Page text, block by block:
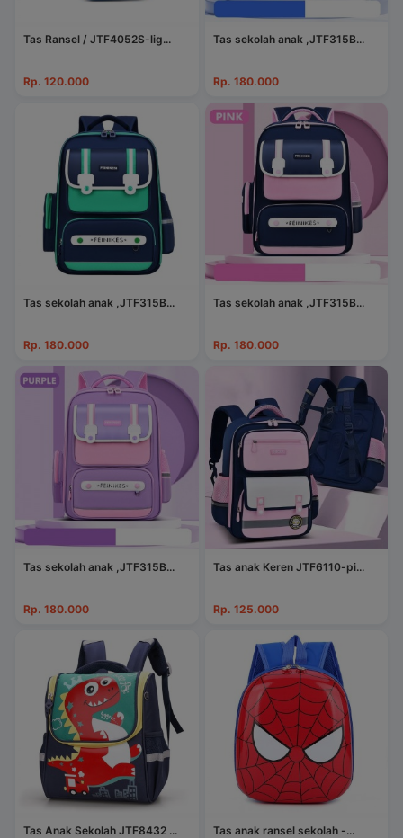
Tas Ransel / JTF4052S-lig...
Rp. 120.000
Tas sekolah anak ,JTF315B...
Rp. 180.000
Tas sekolah anak ,JTF315B...
Rp. 180.000
Tas sekolah anak ,JTF315B...
Rp. 180.000
Tas sekolah anak ,JTF315B...
Rp. 180.000
Tas anak Keren JTF6110-pi...
Rp. 125.000
Tas Anak Sekolah JTF8432 ... Tas anak ransel sekolah -...